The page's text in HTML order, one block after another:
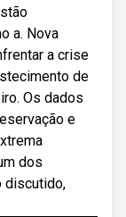
a. Nova
a crise
de
Os dados
e
dos
discutido,